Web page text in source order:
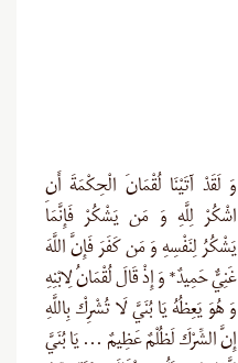
وَ لَقَدْ آتَيْنَا لُقْمَانَ الْحِكْمَةَ أَنِ
اشْكُرْ لِلَّهِ وَ مَن يَشْكُرْ فَإِنَّمَا
يَشْكُرُ لِنَفْسِهِ وَ مَن كَفَرَ فَإِنَّ اللَّهَ
غَنِيٌّ حَمِيدٌ* وَ إِذْ قَالَ لُقْمَانُ لِابْنِهِ
وَ هُوَ يَعِظُهُ يَا بُنَيَّ لَا تُشْرِكْ بِاللَّهِ
إِنَّ الشِّرْكَ لَظُلْمٌ عَظِيمٌ … يَا بُنَيَّ